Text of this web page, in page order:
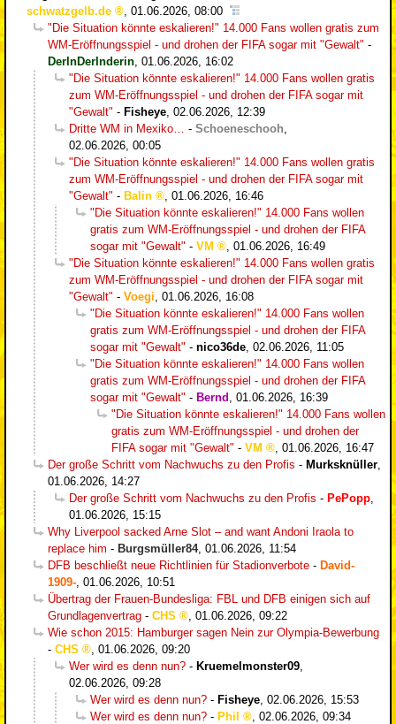
schwatzgelb.de
01.06.2026, 08:00
"Die Situation könnte eskalieren!" 14.000 Fans wollen gratis zum
WM-Eröffnungsspiel - und drohen der FIFA sogar mit "Gewalt" -
DerInDerInderin 01.06.2026, 16:02
"Die Situation könnte eskalieren!" 14.000 Fans wollen gratis
zum WM-Eröffnungsspiel - und drohen der FIFA sogar mit
"Gewalt" - Fisheye 02.06.2026, 12:39
Dritte WM in Mexiko…
- Schoeneschooh
02.06.2026, 00:05
"Die Situation könnte eskalieren!" 14.000 Fans wollen gratis
zum WM-Eröffnungsspiel - und drohen der FIFA sogar mit
"Gewalt" - Balin
01.06.2026, 16:46
"Die Situation könnte eskalieren!" 14.000 Fans wollen
gratis zum WM-Eröffnungsspiel - und drohen der FIFA
sogar mit "Gewalt" - VM
01.06.2026, 16:49
"Die Situation könnte eskalieren!" 14.000 Fans wollen gratis
zum WM-Eröffnungsspiel - und drohen der FIFA sogar mit
"Gewalt" - Voegi 01.06.2026, 16:08
"Die Situation könnte eskalieren!" 14.000 Fans wollen
gratis zum WM-Eröffnungsspiel - und drohen der FIFA
sogar mit "Gewalt" - nico36de 02.06.2026, 11:05
"Die Situation könnte eskalieren!" 14.000 Fans wollen
gratis zum WM-Eröffnungsspiel - und drohen der FIFA
sogar mit "Gewalt" - Bernd
01.06.2026, 16:39
"Die Situation könnte eskalieren!" 14.000 Fans wollen
gratis zum WM-Eröffnungsspiel - und drohen der
FIFA sogar mit "Gewalt" - VM
01.06.2026, 16:47
Der große Schritt vom Nachwuchs zu den Profis - Murksknüller
01.06.2026, 14:27
Der große Schritt vom Nachwuchs zu den Profis - PePopp
01.06.2026, 15:15
Why Liverpool sacked Arne Slot – and want Andoni Iraola to
replace him - Burgsmüller84, 01.06.2026, 11:54
DFB beschließt neue Richtlinien für Stadionverbote - David-
1909- 01.06.2026, 10:51
Übertrag der Frauen-Bundesliga: FBL und DFB einigen sich auf
Grundlagenvertrag - CHS
01.06.2026, 09:22
Wie schon 2015: Hamburger sagen Nein zur Olympia-Bewerbung
- CHS
01.06.2026, 09:20
Wer wird es denn nun? - Kruemelmonster09
02.06.2026, 09:28
Wer wird es denn nun? - Fisheye 02.06.2026, 15:53
Wer wird es denn nun? - Phil
02.06.2026, 09:34